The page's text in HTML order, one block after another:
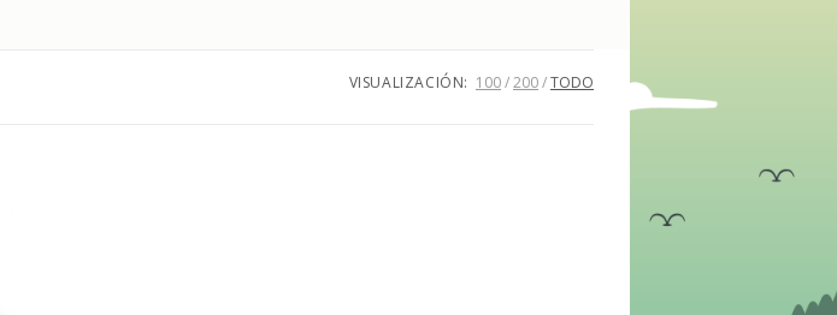
VISUALIZACIÓN: 100 200 TODO